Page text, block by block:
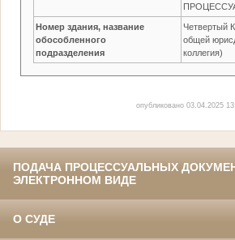
Номер здания, название
обособленного
подразделения
Четвертый
общей
коллегия)
опубликовано 03.04.2025
ПОДАЧА ПРОЦЕССУАЛЬНЫХ
ЭЛЕКТРОННОМ ВИДЕ
О СУДЕ